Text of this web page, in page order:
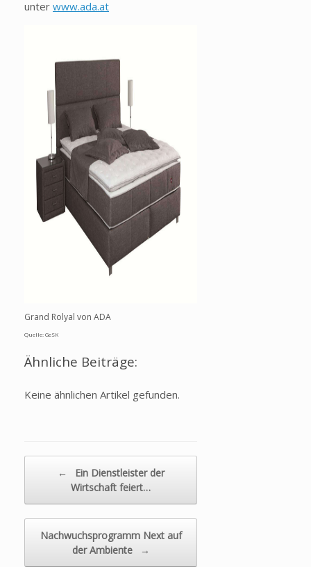
unter www.ada.at
Grand Rolyal von ADA
Quelle: GeSK
Ähnliche Beiträge:
Keine ähnlichen Artikel gefunden.
←
Ein Dienstleister der
Wirtschaft feiert…
Nachwuchsprogramm Next auf
der Ambiente
→